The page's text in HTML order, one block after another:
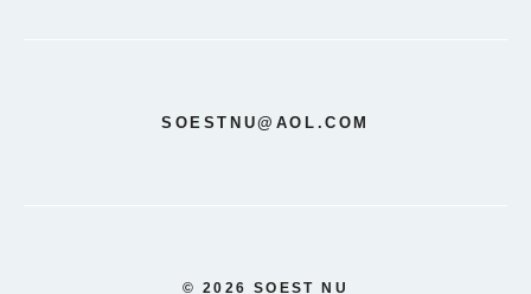
SOESTNU@AOL.COM
© 2026 SOEST NU